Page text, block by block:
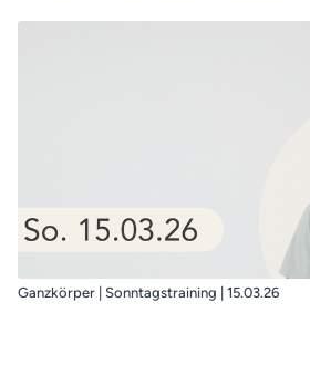
Ganzkörper | Sonntagstraining | 15.03.26